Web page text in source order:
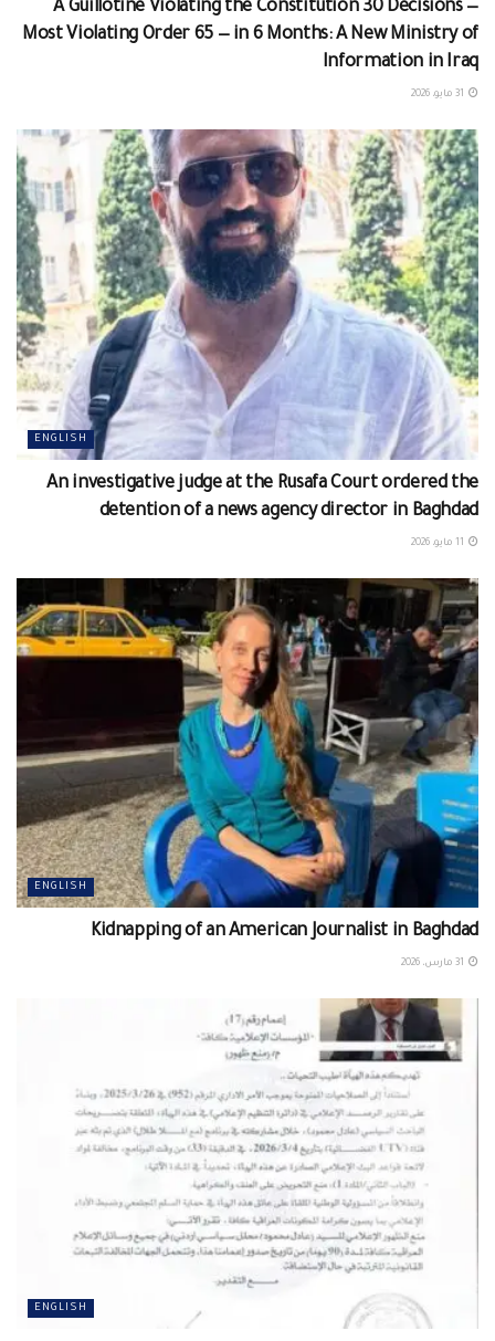
A Guillotine Violating the Constitution 30 Decisions —
Most Violating Order 65 — in 6 Months: A New Ministry of
Information in Iraq
ENGLISH
An investigative judge at the Rusafa Court ordered the
detention of a news agency director in Baghdad
ENGLISH
Kidnapping of an American Journalist in Baghdad
ENGLISH